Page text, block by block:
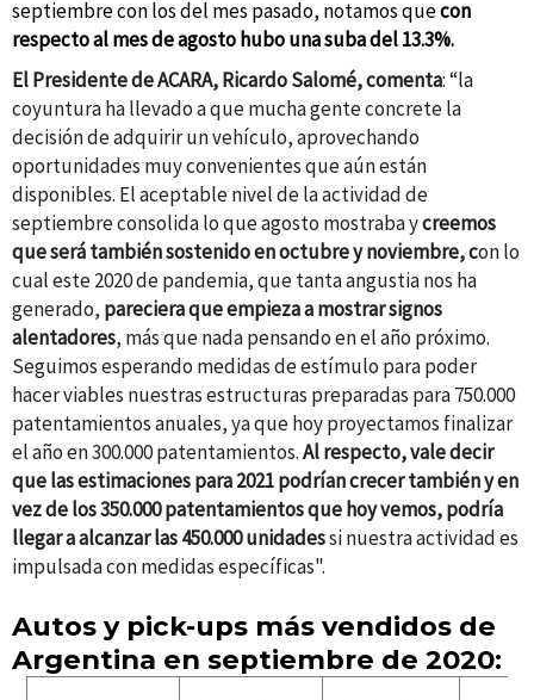
septiembre con los del mes pasado, notamos quecon
respecto al mes de agosto hubo una suba del 13.3%.
El Presidente de ACARA, Ricardo Salomé, comenta: “la
coyuntura ha llevado a que mucha gente concrete la
decisión de adquirir un vehículo, aprovechando
oportunidades muy convenientes que aún están
disponibles. El aceptable nivel de la actividad de
septiembre consolida lo que agosto mostraba ycreemos
que será también sostenido en octubre y noviembre, con lo
cual este 2020 de pandemia, que tanta angustia nos ha
generado, pareciera que empieza a mostrar signos
alentadores, más que nada pensando en el año próximo.
Seguimos esperando medidas de estímulo para poder
hacer viables nuestras estructuras preparadas para 750.000
patentamientos anuales, ya que hoy proyectamos finalizar
el año en 300.000 patentamientos.Al respecto, vale decir
que las estimaciones para 2021 podrían crecer también y en
vez de los 350.000 patentamientos que hoy vemos, podría
llegar a alcanzar las 450.000 unidadessi nuestra actividad es
impulsada con medidas específicas".
Autos y pick-ups más vendidos de
Argentina en septiembre de 2020: